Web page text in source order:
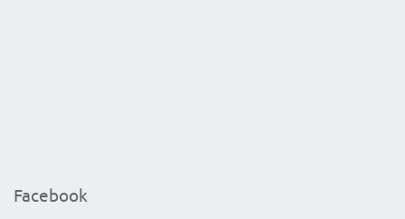
Facebook